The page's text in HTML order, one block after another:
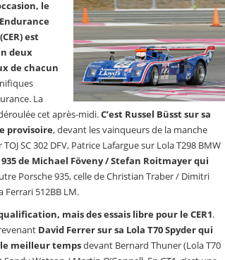
le
est
deux
de chacun
La
cet après-midi.C’est Russel Büsst sur sa
provisoire, devant les vainqueurs de la manche
SC 302 DFV, Patrice Lafargue sur Lola T298 BMW
935 de Michael Föveny / Stefan Roitmayer qui
Porsche 935, celle de Christian Traber / Dimitri
Ferrari 512BB LM.
mais des essais libre pour le CER1.
David Ferrer sur sa Lola T70 Spyder qui
meilleur tempsdevant Bernard Thuner (Lola T70